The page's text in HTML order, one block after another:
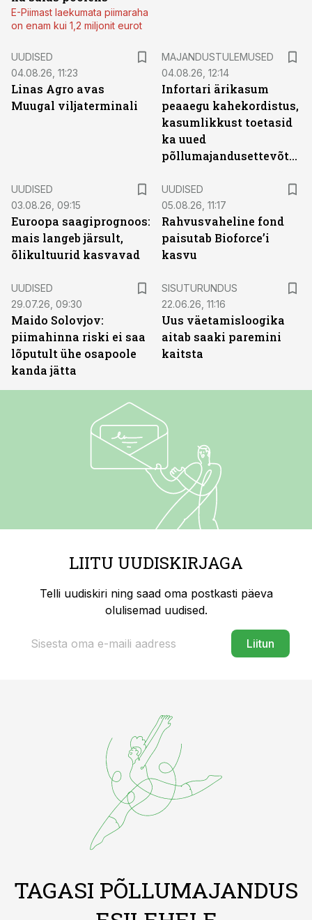
E-Piimast laekumata piimaraha
on enam kui 1,2 miljonit eurot
UUDISED
04.08.26, 11:23
Linas Agro avas
Muugal viljaterminali
MAJANDUSTULEMUSED
04.08.26, 12:14
Infortari ärikasum
peaaegu kahekordistus,
kasumlikkust toetasid
ka uued
põllumajandusettevõtted
UUDISED
03.08.26, 09:15
Euroopa saagiprognoos:
mais langeb järsult,
õlikultuurid kasvavad
UUDISED
05.08.26, 11:17
Rahvusvaheline fond
paisutab Bioforce’i
kasvu
UUDISED
29.07.26, 09:30
Maido Solovjov:
piimahinna riski ei saa
lõputult ühe osapoole
kanda jätta
SISUTURUNDUS
22.06.26, 11:16
Uus väetamisloogika
aitab saaki paremini
kaitsta
LIITU UUDISKIRJAGA
Telli uudiskiri ning saad oma postkasti päeva
olulisemad uudised.
Liitun
TAGASI PÕLLUMAJANDUS